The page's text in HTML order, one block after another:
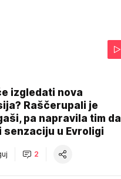
izgledati nova
Raščerupali je
pa napravila tim da
senzaciju u Evroligi
2